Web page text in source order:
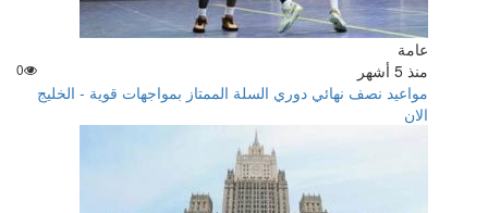
عامة
منذ 5 أشهر
0
مواعيد نصف نهائي دوري السلة الممتاز بمواجهات قوية - الخليج
الان